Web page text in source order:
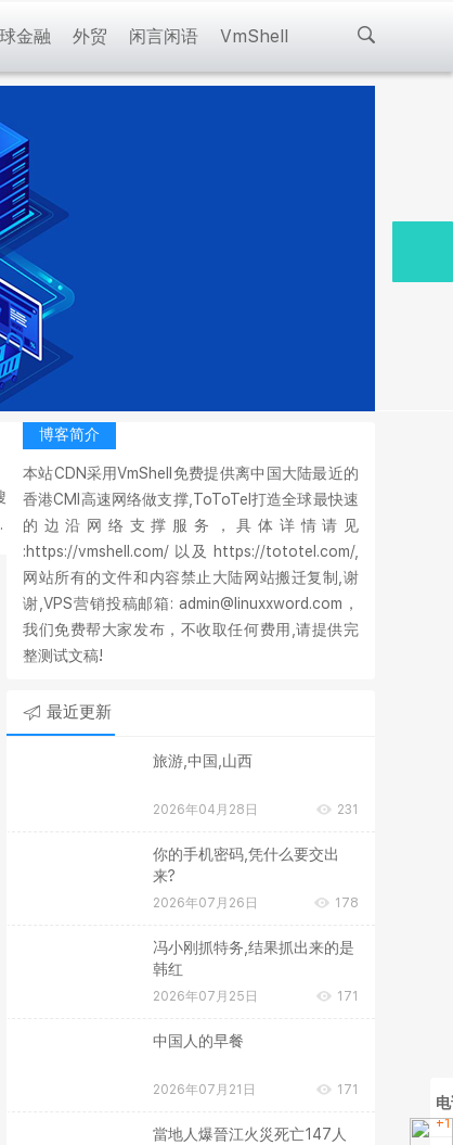
金融 外贸 闲言闲语 VmShell
博客简介
本站CDN采用VmShell免费提供离中国大陆最近的
香港CMI高速网络做支撑,ToToTel打造全球最快速
的边沿网络支撑服务，具体详情请见
:https://vmshell.com/ 以及 https://tototel.com/,
网站所有的文件和内容禁止大陆网站搬迁复制,谢
谢,VPS营销投稿邮箱: admin@linuxxword.com，
我们免费帮大家发布，不收取任何费用,请提供完
整测试文稿!
最近更新
旅游,中国,山西
2026年04月28日 231
你的手机密码,凭什么要交出
来?
2026年07月26日 178
冯小刚抓特务,结果抓出来的是
韩红
2026年07月25日 171
中国人的早餐
2026年07月21日 171
當地人爆晉江火災死亡147人